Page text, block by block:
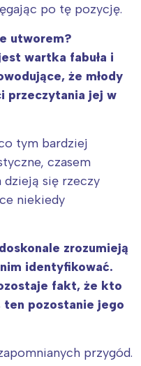
po tę pozycję.
utworem?
wartka fabuła i
że młody
przeczytania jej w
tym bardziej
czasem
dzieją się rzeczy
niekiedy
zrozumieją
identyfikować.
fakt, że kto
ten pozostanie jego
przygód.